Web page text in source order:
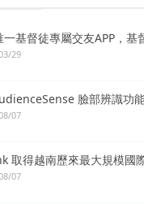
一基督徒專屬交友APP，基
29
臉部辨識功
07
取得越南歷來最大規模國
07